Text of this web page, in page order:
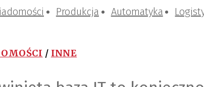
Produkcja Automatyka
/ INNE